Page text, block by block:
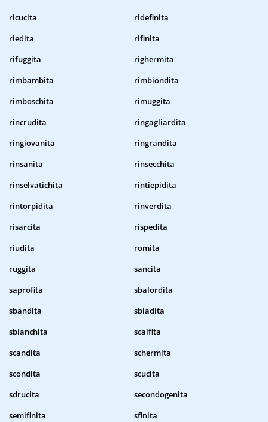
ricucita
ridefinita
riedita
rifinita
rifuggita
righermita
rimbambita
rimbiondita
rimboschita
rimuggita
rincrudita
ringagliardita
ringiovanita
ringrandita
rinsanita
rinsecchita
rinselvatichita
rintiepidita
rintorpidita
rinverdita
risarcita
rispedita
riudita
romita
ruggita
sancita
saprofita
sbalordita
sbandita
sbiadita
sbianchita
scalfita
scandita
schermita
scondita
scucita
sdrucita
secondogenita
semifinita
sfinita